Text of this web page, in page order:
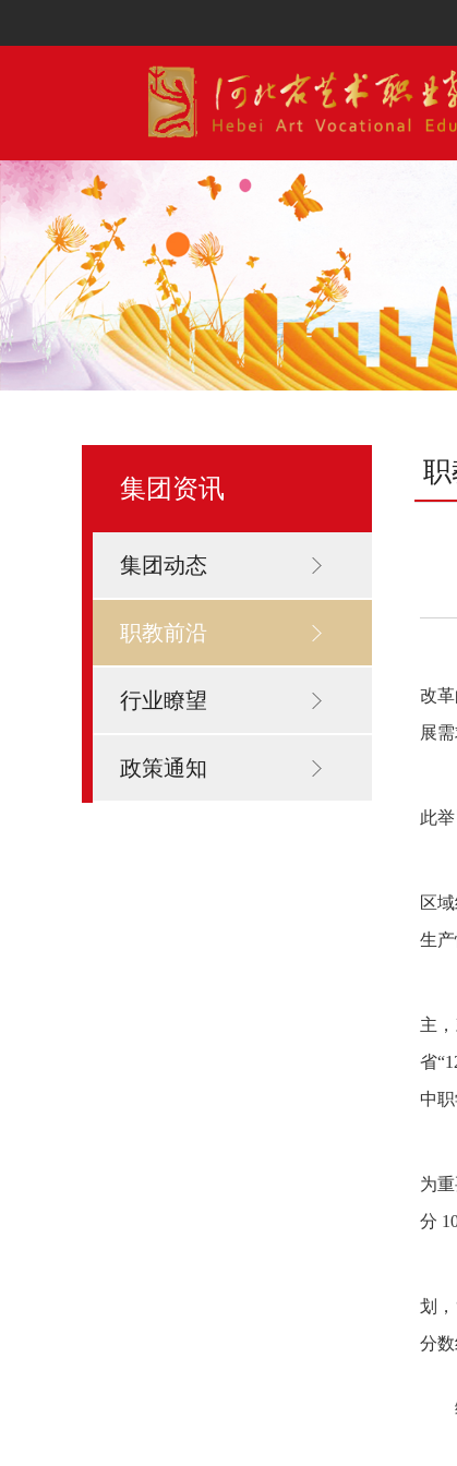
集团资讯
集团动态
职教前沿
行业瞭望
政策通知
改
展
此
区
生
主
省“
中
为
分
划，
分数